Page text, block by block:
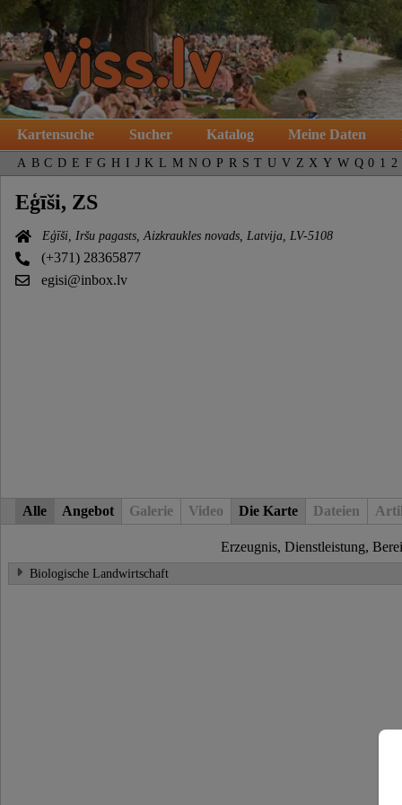
Kartensuche Sucher Katalog Meine Daten
A B C D E F G H I J K L M N O P R S T U V Z X Y W Q 0 1 2
Eģīši, ZS
Eģīši, Iršu pagasts, Aizkraukles novads, Latvija, LV-5108
(+371) 28365877
egisi@inbox.lv
Alle Angebot Galerie Video Die Karte Dateien
Erzeugnis, Dienstleistung,
Biologische Landwirtschaft